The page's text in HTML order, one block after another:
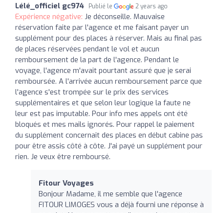
Lélé_officiel gc974 Publié le 2 years ago
Expérience négative: Je déconseille. Mauvaise
réservation faite par l'agence et me faisant payer un
supplément pour des places à réserver. Mais au final pas
de places réservées pendant le vol et aucun
remboursement de la part de l'agence. Pendant le
voyage, l'agence m'avait pourtant assuré que je serai
remboursée. A l'arrivée aucun remboursement parce que
l'agence s'est trompée sur le prix des services
supplémentaires et que selon leur logique la faute ne
leur est pas imputable. Pour info mes appels ont été
bloqués et mes mails ignorés. Pour rappel le paiement
du supplément concernait des places en début cabine pas
pour être assis côté à côte. J'ai payé un supplément pour
rien. Je veux être remboursé.
Fitour Voyages
Bonjour Madame, il me semble que l'agence
FITOUR LIMOGES vous a déjà fourni une réponse à